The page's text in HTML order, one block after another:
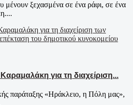
μένουν ξεχασμένα σε ένα ράφι, σε ένα
για τη διαχείριση...
παράταξης «Ηράκλειο, η Πόλη μας»,